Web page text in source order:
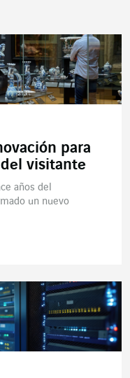
para
visitante
años del
un nuevo